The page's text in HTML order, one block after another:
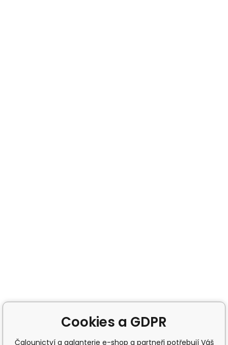
Cookies a GDPR
Čalounictví a galanterie e-shop a partneři potřebují Váš